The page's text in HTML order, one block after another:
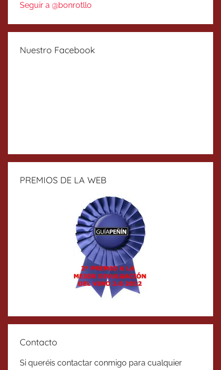
Seguir a @bonrotllo
Nuestro Facebook
PREMIOS DE LA WEB
Contacto
Si queréis contactar conmigo para cualquier